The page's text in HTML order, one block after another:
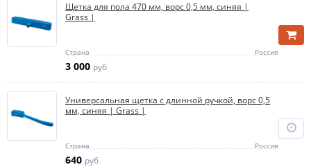
Щетка для пола 470 мм, ворс 0,5 мм, синяя |
Grass |
Страна Россия
3 000 руб
Универсальная щетка с длинной ручкой, ворс 0,5
мм, синяя | Grass |
Страна Россия
640 руб